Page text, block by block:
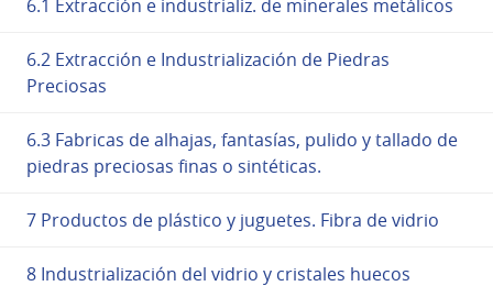
6.1 Extracción e industrializ. de minerales metálicos
6.2 Extracción e Industrialización de Piedras
Preciosas
6.3 Fabricas de alhajas, fantasías, pulido y tallado de
piedras preciosas finas o sintéticas.
7 Productos de plástico y juguetes. Fibra de vidrio
8 Industrialización del vidrio y cristales huecos